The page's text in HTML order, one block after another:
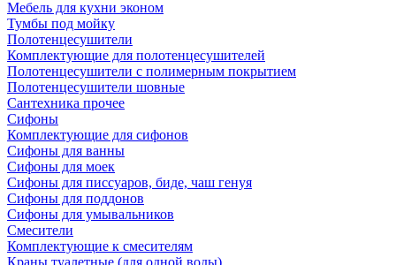
Мебель для кухни эконом
Тумбы под мойку
Полотенцесушители
Комплектующие для полотенцесушителей
Полотенцесушители с полимерным покрытием
Полотенцесушители шовные
Сантехника прочее
Сифоны
Комплектующие для сифонов
Сифоны для ванны
Сифоны для моек
Сифоны для писсуаров, биде, чаш генуя
Сифоны для поддонов
Сифоны для умывальников
Смесители
Комплектующие к смесителям
Краны туалетные (для одной воды)